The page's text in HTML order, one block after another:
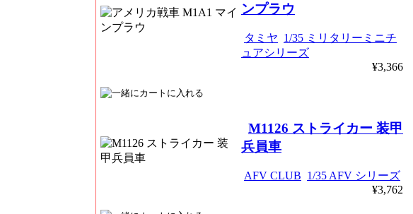
ンプラウ
タミヤ 1/35 ミリタリーミニチ
ュアシリーズ
¥3,366
M1126 ストライカー 装甲
兵員車
AFV CLUB 1/35 AFV シリーズ
¥3,762